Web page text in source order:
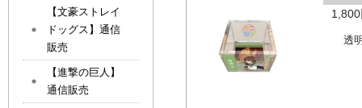
透
【文豪ストレイ
ドッグス】通信
販売
【進撃の巨人】
通信販売